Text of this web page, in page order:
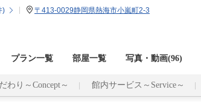
) 〒413-0029静岡県熱海市小嵐町2-3
プラン一覧 部屋一覧 写真・動画(96)
わり～Concept～ 館内サービス～Service～